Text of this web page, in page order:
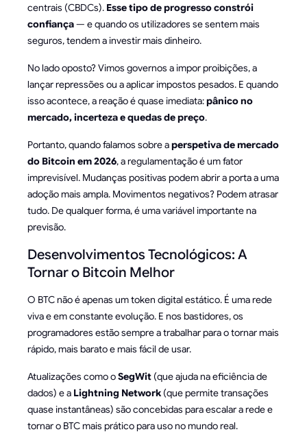
centrais (CBDCs). Esse tipo de progresso constrói
confiança— e quando os utilizadores se sentem mais
seguros, tendem a investir mais dinheiro.
No lado oposto? Vimos governos a impor proibições, a
lançar repressões ou a aplicar impostos pesados. E quando
isso acontece, a reação é quase imediata:pânico no
mercado, incerteza e quedas de preço.
Portanto, quando falamos sobre aperspetiva de mercado
do Bitcoin em 2026, a regulamentação é um fator
imprevisível. Mudanças positivas podem abrir a porta a uma
adoção mais ampla. Movimentos negativos? Podem atrasar
tudo. De qualquer forma, é uma variável importante na
previsão.
Desenvolvimentos Tecnológicos: A
Tornar o Bitcoin Melhor
O BTC não é apenas um token digital estático. É uma rede
viva e em constante evolução. E nos bastidores, os
programadores estão sempre a trabalhar para o tornar mais
rápido, mais barato e mais fácil de usar.
Atualizações como oSegWit (que ajuda na eficiência de
dados) e a Lightning Network (que permite transações
quase instantâneas) são concebidas para escalar a rede e
tornar o BTC mais prático para uso no mundo real.